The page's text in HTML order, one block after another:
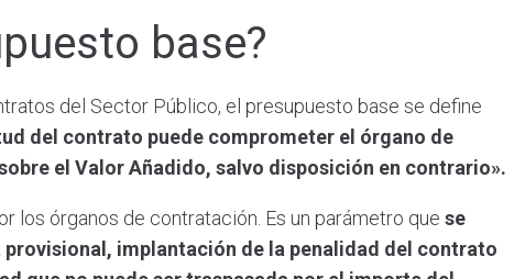
base?
del Sector Público, el presupuesto base se define
del contrato puede comprometer el órgano de
el Valor Añadido, salvo disposición en contrario».
los órganos de contratación. Es un parámetro que se
implantación de la penalidad del contrato